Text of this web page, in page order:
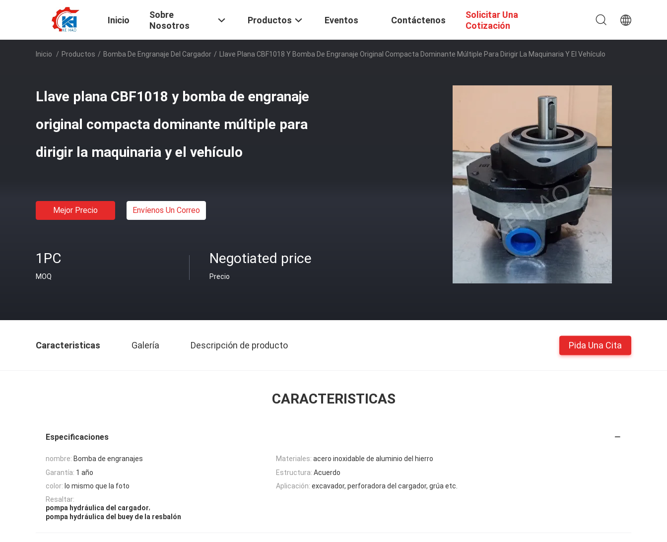
Inicio
Sobre
Nosotros
Productos Eventos Contáctenos
Solicitar Una
Cotización
Inicio / Productos / Bomba De Engranaje Del Cargador / Llave Plana CBF1018 Y Bomba De Engranaje Original Compacta Dominante Múltiple Para Dirigir La Maquinaria Y El Vehículo
Llave plana CBF1018 y bomba de engranaje
original compacta dominante múltiple para
dirigir la maquinaria y el vehículo
Mejor Precio Envíenos Un Correo
1PC
MOQ
Negotiated price
Precio
Caracteristicas Galería Descripción de producto Pida Una Cita
CARACTERISTICAS
Especificaciones
nombre: Bomba de engranajes Materiales: acero inoxidable de aluminio del hierro
Garantía: 1 año Estructura: Acuerdo
color: lo mismo que la foto Aplicación: excavador, perforadora del cargador, grúa etc.
Resaltar:
pompa hydráulica del cargador,
pompa hydráulica del buey de la resbalón